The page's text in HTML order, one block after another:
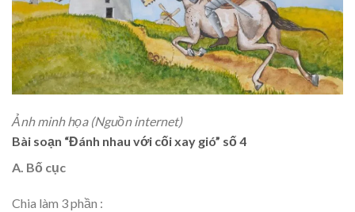
Ảnh minh họa (Nguồn internet)
Bài soạn “Đánh nhau với cối xay gió” số 4
A. Bố cục
Chia làm 3 phần :